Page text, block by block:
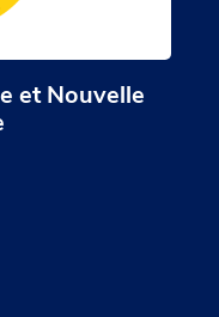
et Nouvelle